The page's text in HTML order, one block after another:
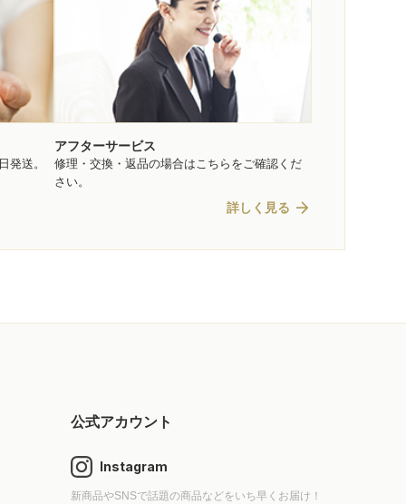
発送。
アフターサービス
修理・交換・返品の場合はこちらをご確認くだ
さい。
詳しく見る arrow_forward
公式アカウント
Instagram
新商品やSNSで話題の商品などをいち早くお届け！